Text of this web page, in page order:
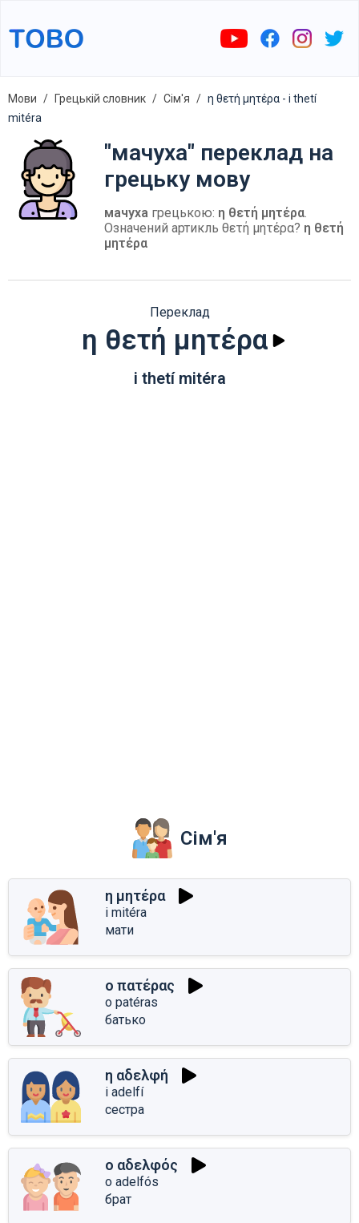
Мови Грецькій словник Сім'я
η θετή μητέρα - i thetí
mitéra
"мачуха" переклад на
грецьку мову
мачуха грецькою: η θετή μητέρα.
Означений артикль θετή μητέρα? η θετή
μητέρα
Переклад
η θετή μητέρα
i thetí mitéra
Сім'я
η μητέρα
i mitéra
мати
ο πατέρας
o patéras
батько
η αδελφή
i adelfí
сестра
ο αδελφός
o adelfós
брат